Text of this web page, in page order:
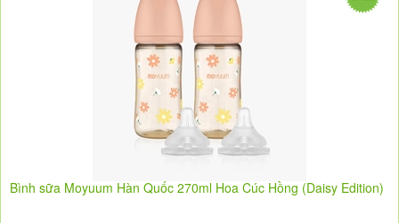
Bình sữa Moyuum Hàn Quốc 270ml Hoa Cúc Hồng (Daisy Edition)